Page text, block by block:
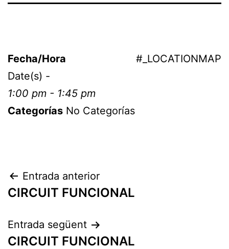
#_LOCATIONMAP
Fecha/Hora
Date(s) -
1:00 pm - 1:45 pm
Categorías No Categorías
Entrada anterior
CIRCUIT FUNCIONAL
Entrada següent
CIRCUIT FUNCIONAL